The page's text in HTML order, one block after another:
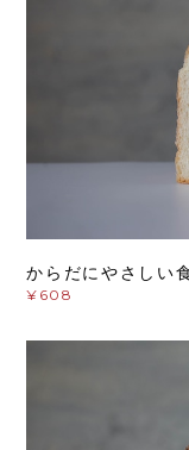
からだにやさしい
¥608